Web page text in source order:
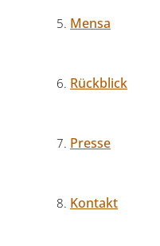
Mensa
Rückblick
Presse
Kontakt